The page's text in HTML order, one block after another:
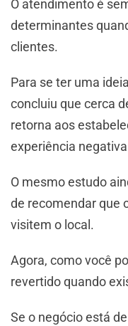
O atendimento é
determinantes
clientes.
Para se ter uma
concluiu que cerca
retorna aos
experiência
O mesmo estudo
de recomendar que
visitem o local.
Agora, como você
revertido quando
Se o negócio está